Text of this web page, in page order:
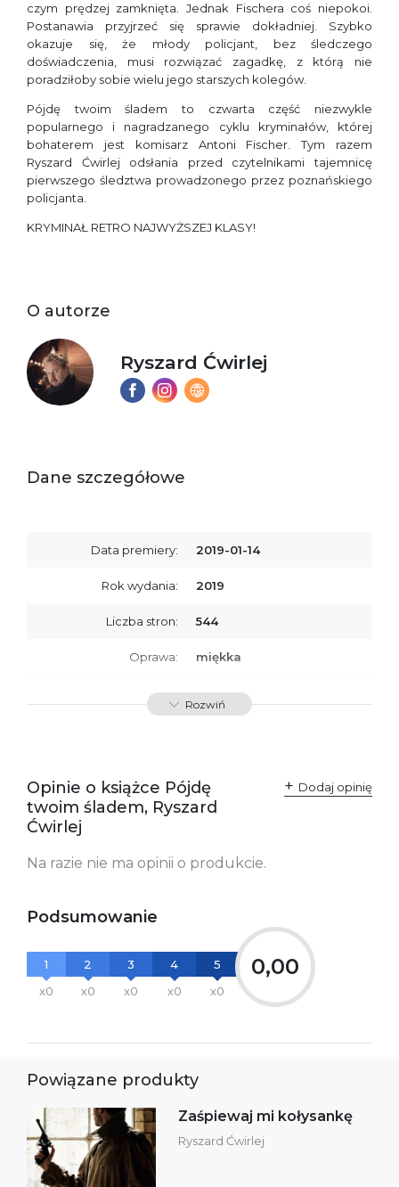
czym prędzej zamknięta. Jednak Fischera coś niepokoi.
Postanawia przyjrzeć się sprawie dokładniej. Szybko
okazuje się, że młody policjant, bez śledczego
doświadczenia, musi rozwiązać zagadkę, z którą nie
poradziłoby sobie wielu jego starszych kolegów.
Pójdę twoim śladem to czwarta część niezwykle
popularnego i nagradzanego cyklu kryminałów, której
bohaterem jest komisarz Antoni Fischer. Tym razem
Ryszard Ćwirlej odsłania przed czytelnikami tajemnicę
pierwszego śledztwa prowadzonego przez poznańskiego
policjanta.
KRYMINAŁ RETRO NAJWYŻSZEJ KLASY!
O autorze
Ryszard Ćwirlej
Dane szczegółowe
Data premiery: 2019-01-14
Rok wydania: 2019
Liczba stron: 544
Oprawa: miękka
ISBN 9788379761296
odpowiedzialne za
zgodność produktu z
przepisami:
Sp. z o.o.
ul. Fredry 8
61-701 Poznań
bezpieczeństwa:
Rozwiń
Opinie o książce Pójdę
twoim śladem, Ryszard
Ćwirlej
Dodaj opinię
Na razie nie ma opinii o produkcie.
Podsumowanie
1
x0
2
x0
3
x0
4
x0
5
x0
0,00
Powiązane produkty
Zaśpiewaj mi kołysankę
Ryszard Ćwirlej